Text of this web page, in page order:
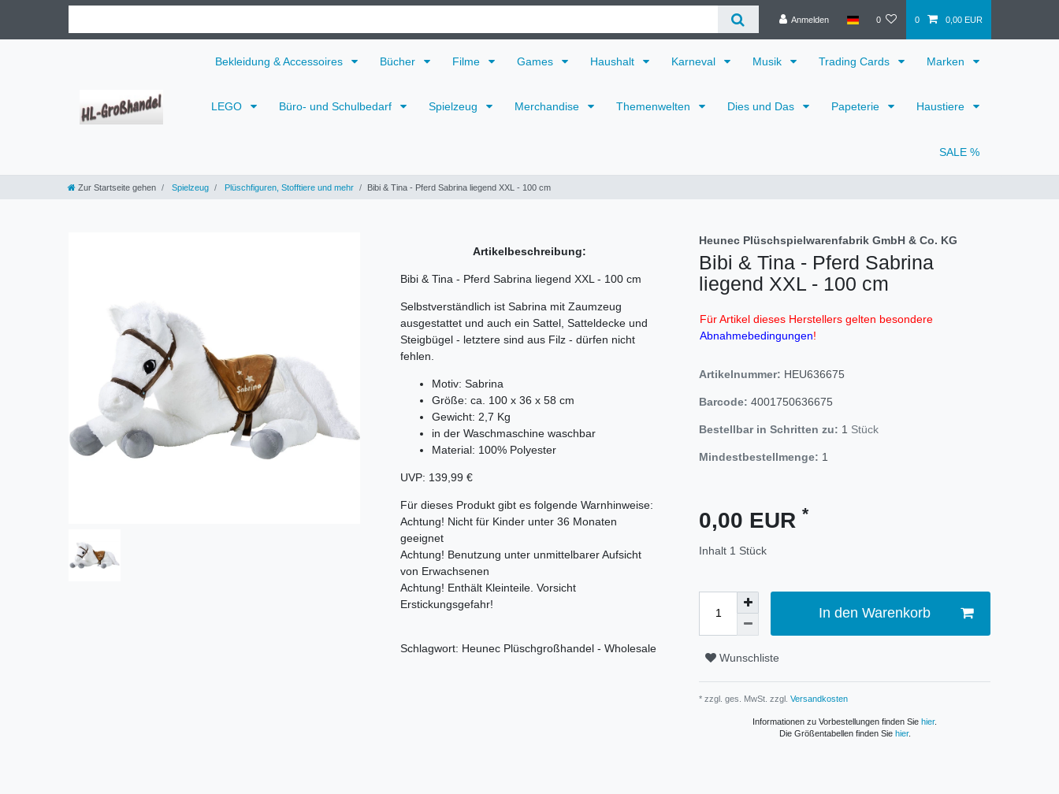
Anmelden 0 0 0,00 EUR
Bekleidung & Accessoires Bücher Filme Games Haushalt Karneval Musik Trading Cards Marken
LEGO Büro- und Schulbedarf Spielzeug Merchandise Themenwelten Dies und Das Papeterie Haustiere
SALE %
Zur Startseite gehen Spielzeug Plüschfiguren, Stofftiere und mehr Bibi & Tina - Pferd Sabrina liegend XXL - 100 cm
Artikelbeschreibung:
Bibi & Tina - Pferd Sabrina liegend XXL - 100 cm
Selbstverständlich ist Sabrina mit Zaumzeug
ausgestattet und auch ein Sattel, Satteldecke und
Steigbügel - letztere sind aus Filz - dürfen nicht
fehlen.
Motiv: Sabrina
Größe: ca. 100 x 36 x 58 cm
Gewicht: 2,7 Kg
in der Waschmaschine waschbar
Material: 100% Polyester
UVP: 139,99 €
Für dieses Produkt gibt es folgende Warnhinweise:
Achtung! Nicht für Kinder unter 36 Monaten
geeignet
Achtung! Benutzung unter unmittelbarer Aufsicht
von Erwachsenen
Achtung! Enthält Kleinteile. Vorsicht
Erstickungsgefahr!
Schlagwort: Heunec Plüschgroßhandel - Wholesale
Heunec Plüschspielwarenfabrik GmbH & Co. KG
Bibi & Tina - Pferd Sabrina
liegend XXL - 100 cm
Für Artikel dieses Herstellers gelten besondere
Abnahmebedingungen!
Artikelnummer: HEU636675
Barcode: 4001750636675
Bestellbar in Schritten zu: 1 Stück
Mindestbestellmenge: 1
0,00 EUR *
Inhalt 1 Stück
In den Warenkorb
Wunschliste
* zzgl. ges. MwSt. zzgl. Versandkosten
Informationen zu Vorbestellungen finden Sie hier.
Die Größentabellen finden Sie hier.